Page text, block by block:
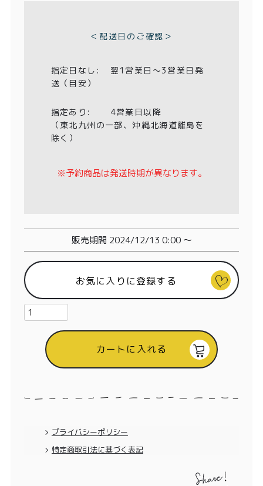
＜配送日のご確認＞
指定日なし:
翌1営業日〜3営業日発
送（目安）
指定あり:
4営業日以降
（東北九州の一部、沖縄北海道離島を
除く）
※予約商品は発送時期が異なります。
販売期間 2024/12/13 0:00 〜
お気に入りに登録する
カートに入れる
プライバシーポリシー
特定商取引法に基づく表記